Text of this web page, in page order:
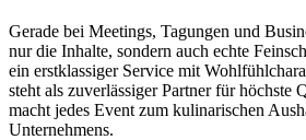
Gerade bei Meetings, Tagungen und
nur die Inhalte, sondern auch echte
ein erstklassiger Service mit
steht als zuverlässiger Partner für höchste
macht jedes Event zum kulinarischen
Unternehmens.